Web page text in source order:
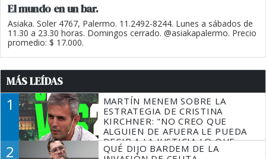
El mundo en un bar.
Asiaka. Soler 4767, Palermo. 11.2492-8244. Lunes a sábados de
11.30 a 23.30 horas. Domingos cerrado. @asiakapalermo. Precio
promedio: $ 17.000.
MÁS LEÍDAS
1
MARTÍN MENEM SOBRE LA
ESTRATEGIA DE CRISTINA
KIRCHNER: "NO CREO QUE
ALGUIEN DE AFUERA LE PUEDA
DECIR A LA JUSTICIA LO QUE
TIENE QUE HACER"
2
QUÉ DIJO BARDEM DE LA